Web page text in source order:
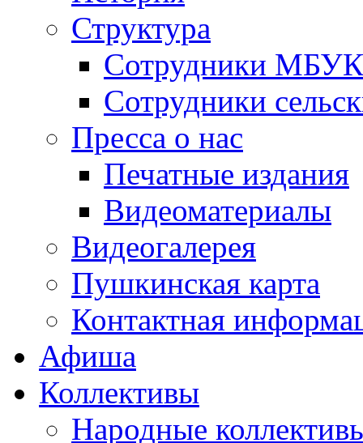
Структура
Сотрудники
Сотрудники
Пресса о нас
Печатные издания
Видеоматериалы
Видеогалерея
Пушкинская карта
Контактная
Афиша
Коллективы
Народные